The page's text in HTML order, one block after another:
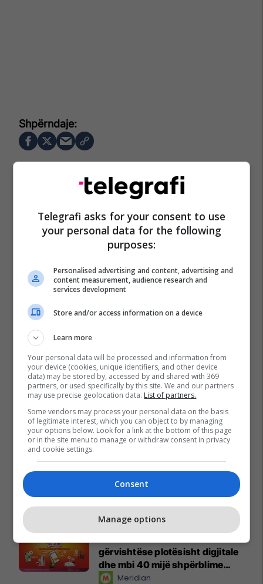
Promo Reklamo këtu
gërvishtëse plotësisht digjitale
dhe mbi 40 mijë shpërblime
instant!Meridian
Telegrafi asks for your consent to use
your personal data for the following
purposes:
Personalised advertising and content, advertising and
content measurement, audience research and
services development
Store and/or access information on a device
Learn more
Your personal data will be processed and information from
your device (cookies, unique identifiers, and other device
data) may be stored by, accessed by and shared with 369
partners, or used specifically by this site. We and our partners
may use precise geolocation data. List of partners.
Some vendors may process your personal data on the basis
of legitimate interest, which you can object to by managing
your options below. Look for a link at the bottom of this page
or in the site menu to manage or withdraw consent in privacy
and cookie settings.
Consent
Manage options